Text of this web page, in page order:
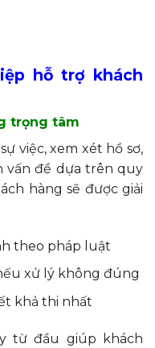
hỗ trợ khách
trọng tâm
việc, xem xét hồ sơ,
vấn đề dựa trên quy
hàng sẽ được giải
theo pháp luật
xử lý không đúng
khả thi nhất
từ đầu giúp khách